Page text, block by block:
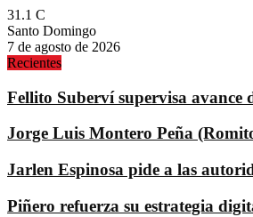
31.1 C
Santo Domingo
7 de agosto de 2026
Recientes
Fellito Suberví supervisa avance
Jorge Luis Montero Peña
Jarlen Espinosa pide a las
Piñero refuerza su estrategia